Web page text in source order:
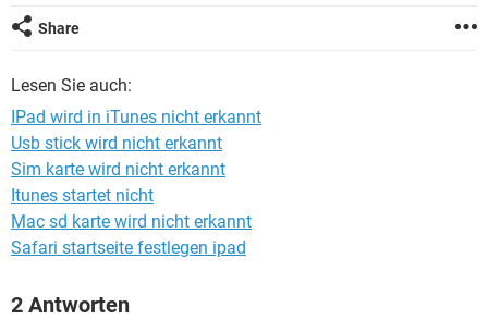
Share
Lesen Sie auch:
IPad wird in iTunes nicht erkannt
Usb stick wird nicht erkannt
Sim karte wird nicht erkannt
Itunes startet nicht
Mac sd karte wird nicht erkannt
Safari startseite festlegen ipad
2 Antworten